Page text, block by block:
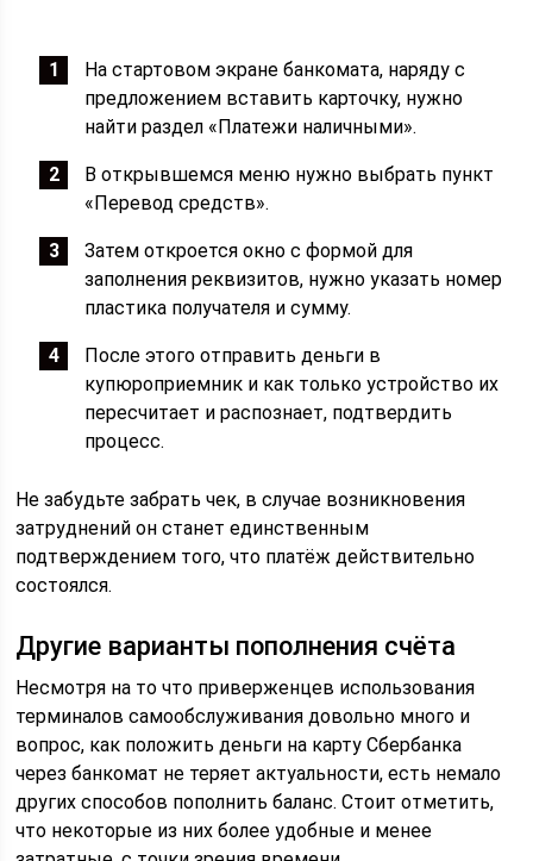
На стартовом экране банкомата, наряду с
предложением вставить карточку, нужно
найти раздел «Платежи наличными».
В открывшемся меню нужно выбрать пункт
«Перевод средств».
Затем откроется окно с формой для
заполнения реквизитов, нужно указать номер
пластика получателя и сумму.
После этого отправить деньги в
купюроприемник и как только устройство их
пересчитает и распознает, подтвердить
процесс.
Не забудьте забрать чек, в случае возникновения
затруднений он станет единственным
подтверждением того, что платёж действительно
состоялся.
Другие варианты пополнения счёта
Несмотря на то что приверженцев использования
терминалов самообслуживания довольно много и
вопрос, как положить деньги на карту Сбербанка
через банкомат не теряет актуальности, есть немало
других способов пополнить баланс. Стоит отметить,
что некоторые из них более удобные и менее